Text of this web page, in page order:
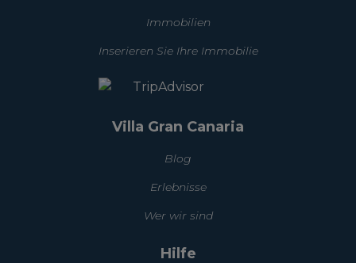
Immobilien
Inserieren Sie Ihre Immobilie
Villa Gran Canaria
Blog
Erlebnisse
Wer wir sind
Hilfe